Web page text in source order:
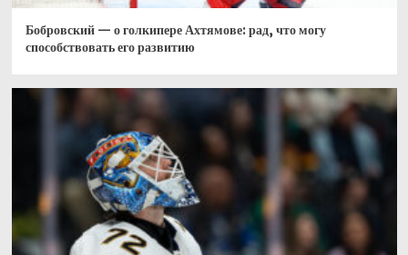
Бобровский — о голкипере Ахтямове: рад, что могу
способствовать его развитию